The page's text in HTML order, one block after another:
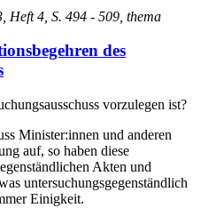
Heft 4, S. 494 - 509, thema
des
vorzulegen ist?
Minister:innen und anderen
auf, so haben diese
Akten und
untersuchungsgegenständlich
Einigkeit.